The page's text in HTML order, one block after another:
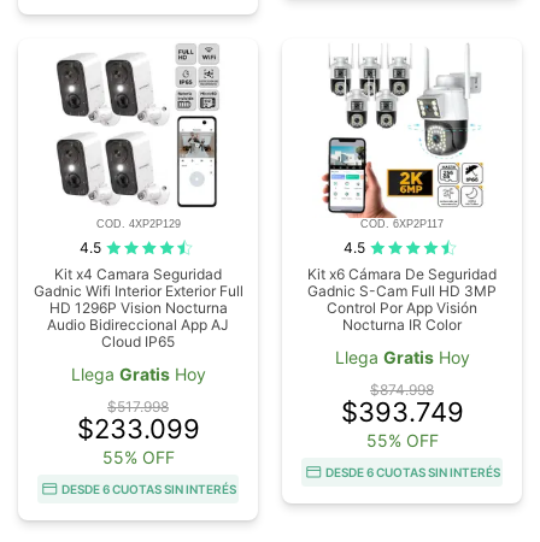
COD. 4XP2P129
4.5
Kit x4 Camara Seguridad
Gadnic Wifi Interior Exterior Full
HD 1296P Vision Nocturna
Audio Bidireccional App AJ
Cloud IP65
Llega GratisHoy
$517.998
$233.099
55% OFF
DESDE 6 CUOTAS SIN INTERÉS
COD. 6XP2P117
4.5
Kit x6 Cámara De Seguridad
Gadnic S-Cam Full HD 3MP
Control Por App Visión
Nocturna IR Color
Llega GratisHoy
$874.998
$393.749
55% OFF
DESDE 6 CUOTAS SIN INTERÉS